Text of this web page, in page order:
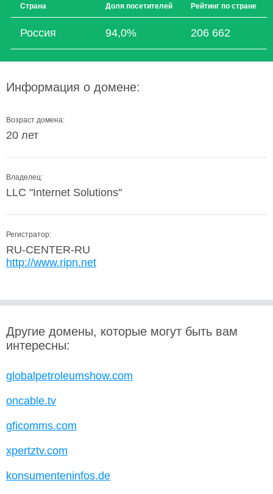
Страна Доля посетителей Рейтинг по стране
Россия 94,0% 206 662
Информация о домене:
Возраст домена:
20 лет
Владелец:
LLC "Internet Solutions"
Регистратор:
RU-CENTER-RU
http://www.ripn.net
Другие домены, которые могут быть вам
интересны:
globalpetroleumshow.com
oncable.tv
gficomms.com
xpertztv.com
konsumenteninfos.de